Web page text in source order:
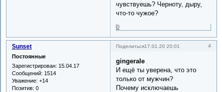
чувствуешь? Черноту, дыру,
что-то чужое?
0
Поделиться 4
17.01.20 20:01
Sunset
Постоянные
Зарегистрирован: 15.04.17
Сообщений: 1514
Уважение: +14
Позитив: 0
gingerale
И ещё ты уверена, что это
только от мужчин?
Почему исключаешь